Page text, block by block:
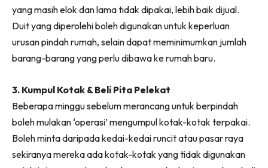
Sembang Dekor
Sembang Laman
Tip Impiana
Tip Laman
Hub Ideaktiv
yang masih elok dan lama tidak dipakai, lebih baik dijual.
Duit yang diperolehi boleh digunakan untuk keperluan
urusan pindah rumah, selain dapat meminimumkan jumlah
barang-barang yang perlu dibawa ke rumah baru.
3. Kumpul Kotak & Beli Pita Pelekat
Beberapa minggu sebelum merancang untuk berpindah
boleh mulakan ‘operasi’ mengumpul kotak-kotak terpakai.
Boleh minta daripada kedai-kedai runcit atau pasar raya
sekiranya mereka ada kotak-kotak yang tidak digunakan